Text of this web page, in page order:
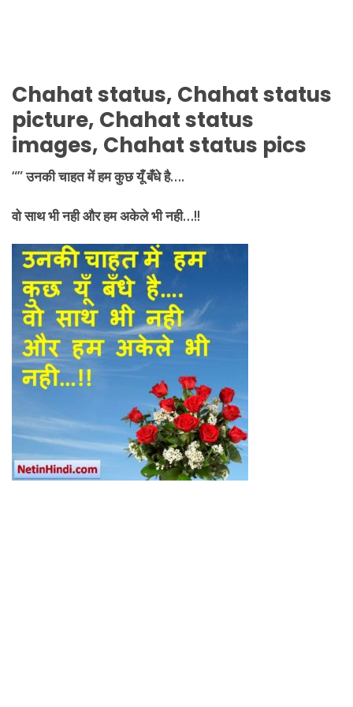
Chahat status, Chahat status
picture, Chahat status
images, Chahat status pics
“” उनकी चाहत में हम कुछ यूँ बँधे है….
वो साथ भी नही और हम अकेले भी नही…!!